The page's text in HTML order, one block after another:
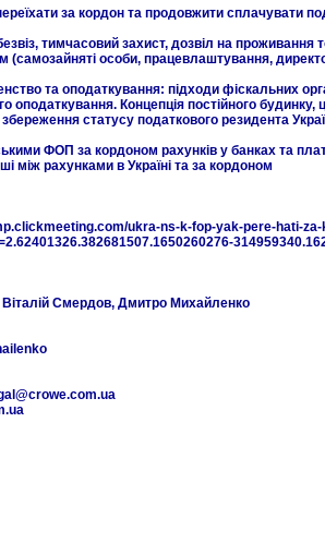
за кордон та продовжити сплачувати
тимчасовий захист, дозвіл на
(самозайняті особи, працевлаштування,
та оподаткування: підходи фіскальних
оподаткування. Концепція постійного
статусу податкового резидента
ФОП за кордоном рахунків у банках та
між рахунками в Україні та за кордоном
ukra-ns-k-fop-yak-pere-hati-
Смердов, Дмитро Михайленко